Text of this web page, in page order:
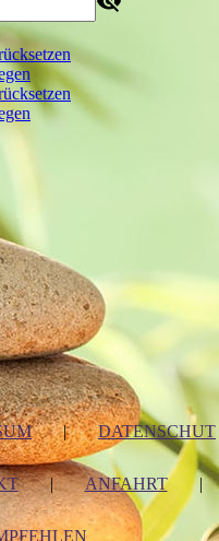
| DATENSCHUT
| ANFAHRT |